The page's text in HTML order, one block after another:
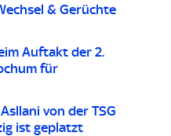
& Gerüchte
Auftakt der 2.
für
von der TSG
ist geplatzt